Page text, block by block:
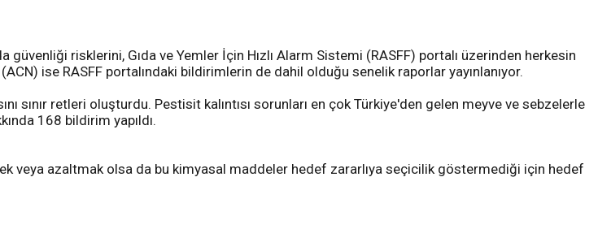
risklerini, Gıda ve Yemler İçin Hızlı Alarm Sistemi (RASFF) portalı üzerinden herkesin
ise RASFF portalındaki bildirimlerin de dahil olduğu senelik raporlar yayınlanıyor.
sınır retleri oluşturdu. Pestisit kalıntısı sorunları en çok Türkiye'den gelen meyve ve sebzelerle
168 bildirim yapıldı.
veya azaltmak olsa da bu kimyasal maddeler hedef zararlıya seçicilik göstermediği için hedef